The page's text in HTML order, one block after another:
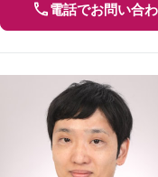
電話でお問い合